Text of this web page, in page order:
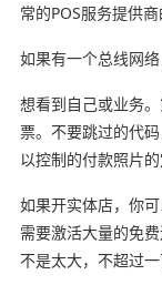
常的POS服务提供
如果有一个总线网络
想看到自己或业务
票。不要跳过的代
以控制的付款照片
如果开实体店，你
需要激活大量的免
不是太大，不超过